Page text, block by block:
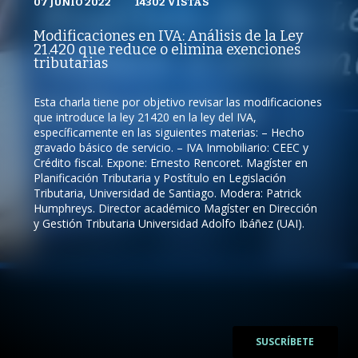
REPRODUCCIONES
14302VISTAS
/
Modificaciones en IVA: Análisis de la Ley
21.420 que reduce o elimina exenciones
tributarias
Esta charla tiene por objetivo revisar las modificaciones
que introduce la ley 21420 en la ley del IVA,
específicamente en las siguientes materias: – Hecho
gravado básico de servicio. – IVA Inmobiliario: CEEC y
Crédito fiscal. Expone: Ernesto Rencoret. Magíster en
Planificación Tributaria y Postítulo en Legislación
Tributaria, Universidad de Santiago. Modera: Patrick
Humphreys. Director académico Magíster en Dirección
y Gestión Tributaria Universidad Adolfo Ibáñez (UAI).
SUSCRÍBETE
VISTAS
/